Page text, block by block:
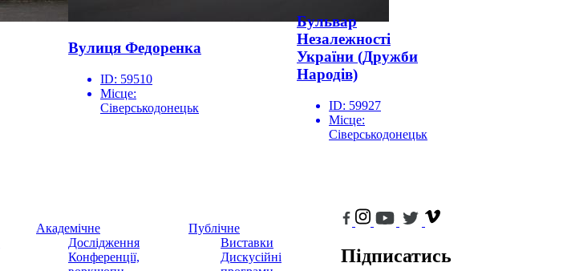
Вулиця Федоренка
ID: 59510
Місце:
Сіверськодонецьк
Бульвар
Незалежності
України (Дружби
Народів)
ID: 59927
Місце:
Сіверськодонецьк
Академічне
Дослідження
Конференції,
Публічне
Виставки
Дискусійні
Підписатись